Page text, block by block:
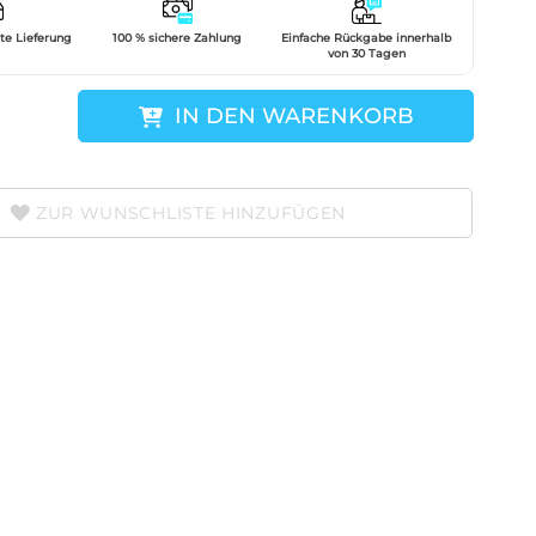
Lieferung 100 % sichere Zahlung
Einfache Rückgabe innerhalb
von 30 Tagen
IN DEN WARENKORB
ZUR WUNSCHLISTE HINZUFÜGEN